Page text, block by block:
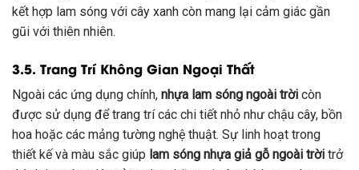
kết hợp lam sóng với cây xanh còn mang lại cảm giác gần
gũi với thiên nhiên.
3.5. Trang Trí Không Gian Ngoại Thất
Ngoài các ứng dụng chính, nhựa lam sóng ngoài trời còn
được sử dụng để trang trí các chi tiết nhỏ như chậu cây, bồn
hoa hoặc các mảng tường nghệ thuật. Sự linh hoạt trong
thiết kế và màu sắc giúp lam sóng nhựa giả gỗ ngoài trời trở